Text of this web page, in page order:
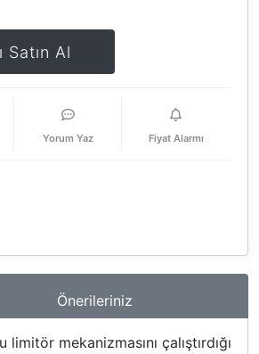
Satın Al
Yorum Yaz Fiyat Alarmı
Önerileriniz
mekanizmasını çalıştırdığı